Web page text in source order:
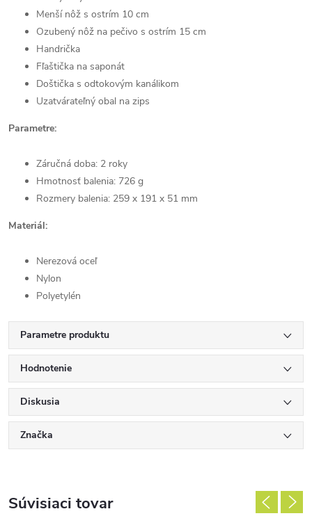
Menší nôž s ostrím 10 cm
Ozubený nôž na pečivo s ostrím 15 cm
Handrička
Fľaštička na saponát
Doštička s odtokovým kanálikom
Uzatvárateľný obal na zips
Parametre:
Záručná doba: 2 roky
Hmotnosť balenia: 726 g
Rozmery balenia: 259 x 191 x 51 mm
Materiál:
Nerezová oceľ
Nylon
Polyetylén
Parametre produktu
Hodnotenie
Diskusia
Značka
Súvisiaci tovar